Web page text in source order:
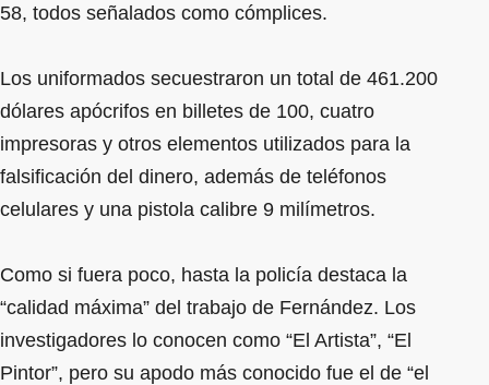
58, todos señalados como cómplices.
Los uniformados secuestraron un total de 461.200
dólares apócrifos en billetes de 100, cuatro
impresoras y otros elementos utilizados para la
falsificación del dinero, además de teléfonos
celulares y una pistola calibre 9 milímetros.
Como si fuera poco, hasta la policía destaca la
“calidad máxima” del trabajo de Fernández. Los
investigadores lo conocen como “El Artista”, “El
Pintor”, pero su apodo más conocido fue el de “el